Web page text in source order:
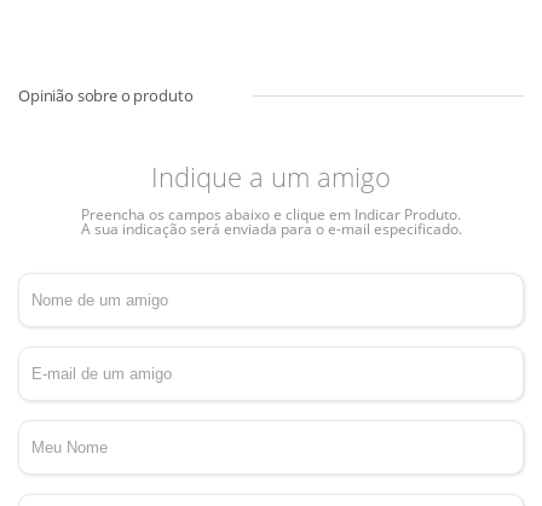
Indique a um amigo
Preencha os campos abaixo e clique em Indicar Produto.
A sua indicação será enviada para o e-mail especificado.